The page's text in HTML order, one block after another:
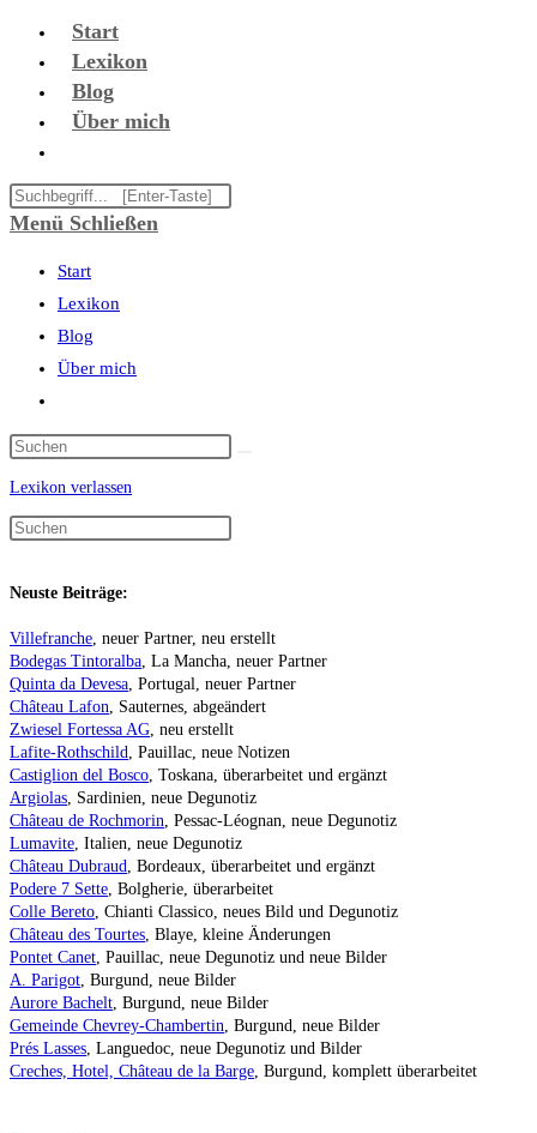
Zum
Start
Lexikon
Blog
Über mich
Suche
umschalten
Diese
Website
Menü Schließen
Start
Lexikon
Blog
Über mich
Suche
umschalten
Lexikon verlassen
Neuste Beiträge:
Villefranche, neuer Partner, neu erstellt
Bodegas Tintoralba, La Mancha, neuer Partner
Quinta da Devesa, Portugal, neuer Partner
Château Lafon, Sauternes, abgeändert
Zwiesel Fortessa AG, neu erstellt
Lafite-Rothschild, Pauillac, neue Notizen
Castiglion del Bosco, Toskana, überarbeitet und ergänzt
Argiolas, Sardinien, neue Degunotiz
Château de Rochmorin, Pessac-Léognan, neue Degunotiz
Lumavite, Italien, neue Degunotiz
Château Dubraud, Bordeaux, überarbeitet und ergänzt
Podere 7 Sette, Bolgherie, überarbeitet
Colle Bereto, Chianti Classico, neues Bild und Degunotiz
Château des Tourtes, Blaye, kleine Änderungen
Pontet Canet, Pauillac, neue Degunotiz und neue Bilder
A. Parigot, Burgund, neue Bilder
Aurore Bachelt, Burgund, neue Bilder
Gemeinde Chevrey-Chambertin, Burgund, neue Bilder
Prés Lasses, Languedoc, neue Degunotiz und Bilder
Creches, Hotel, Château de la Barge, Burgund, komplett überarbeitet